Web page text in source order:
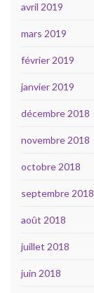
avril 2019
mars 2019
février 2019
janvier 2019
décembre 2018
novembre 2018
octobre 2018
septembre 2018
août 2018
juillet 2018
juin 2018